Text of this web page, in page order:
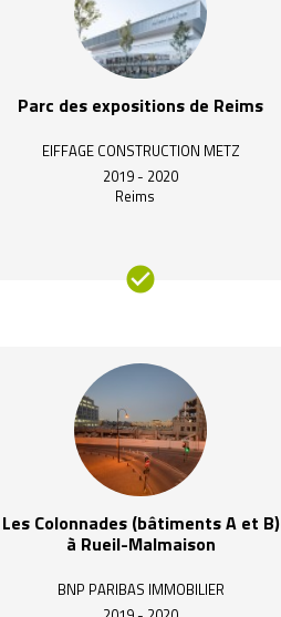
Parc des expositions de Reims
EIFFAGE CONSTRUCTION METZ
2019 - 2020
Reims
Les Colonnades (bâtiments A et B)
à Rueil-Malmaison
BNP PARIBAS IMMOBILIER